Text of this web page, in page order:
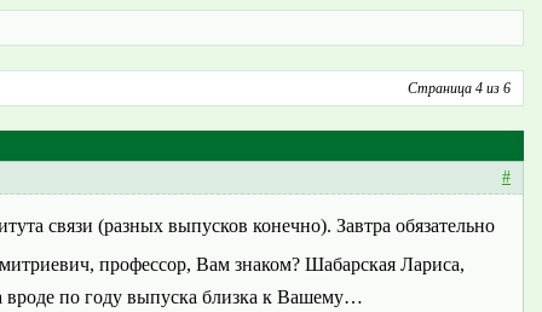
Страница 4 из 6
#
связи (разных выпусков конечно). Завтра обязательно
профессор, Вам знаком? Шабарская Лариса,
вроде по году выпуска близка к Вашему…